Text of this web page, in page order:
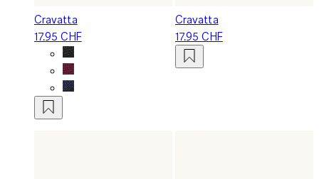
Cravatta
17.95 CHF
Cravatta
17.95 CHF